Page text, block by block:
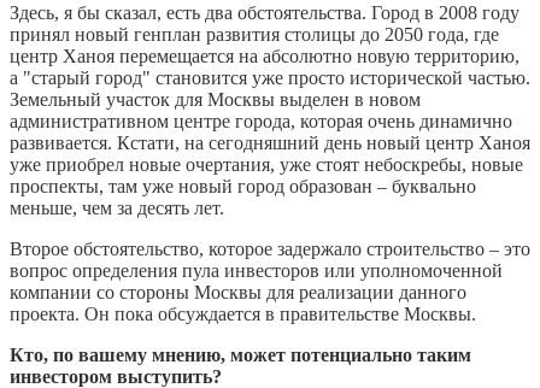
Здесь, я бы сказал, есть два обстоятельства. Город в 2008 году
принял новый генплан развития столицы до 2050 года, где
центр Ханоя перемещается на абсолютно новую территорию,
а "старый город" становится уже просто исторической частью.
Земельный участок для Москвы выделен в новом
административном центре города, которая очень динамично
развивается. Кстати, на сегодняшний день новый центр Ханоя
уже приобрел новые очертания, уже стоят небоскребы, новые
проспекты, там уже новый город образован – буквально
меньше, чем за десять лет.
Второе обстоятельство, которое задержало строительство – это
вопрос определения пула инвесторов или уполномоченной
компании со стороны Москвы для реализации данного
проекта. Он пока обсуждается в правительстве Москвы.
Кто, по вашему мнению, может потенциально таким
инвестором выступить?